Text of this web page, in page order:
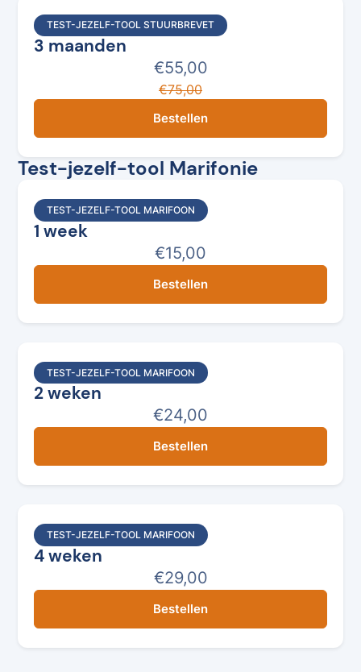
TEST-JEZELF-TOOL STUURBREVET
3 maanden
€55,00
€75,00
Bestellen
Test-jezelf-tool Marifonie
TEST-JEZELF-TOOL MARIFOON
1 week
€15,00
Bestellen
TEST-JEZELF-TOOL MARIFOON
2 weken
€24,00
Bestellen
TEST-JEZELF-TOOL MARIFOON
4 weken
€29,00
Bestellen